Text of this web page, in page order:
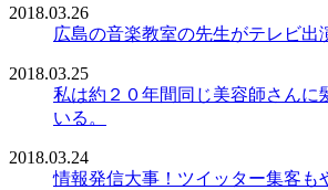
2018.03.26
広島の音楽教室の先生がテレビ出
2018.03.25
私は約２０年間同じ美容師さんに
いる。
2018.03.24
情報発信大事！ツイッター集客も